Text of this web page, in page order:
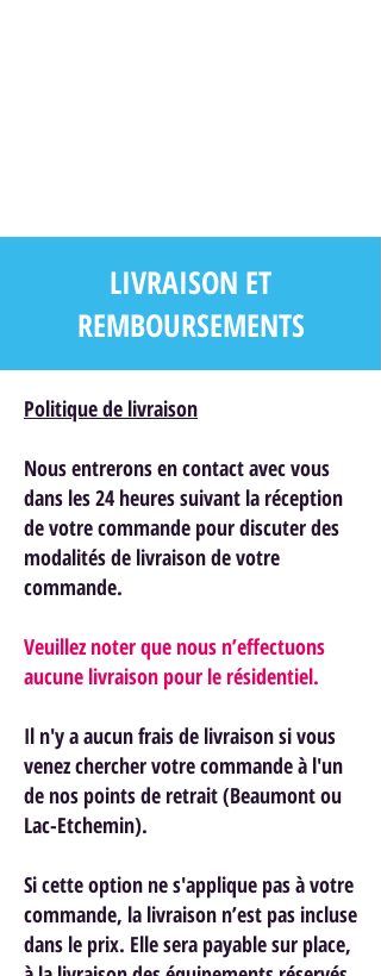
LIVRAISON ET
REMBOURSEMENTS
Politique de livraison
Nous entrerons en contact avec vous
dans les 24 heures suivant la réception
de votre commande pour discuter des
modalités de livraison de votre
commande.
Veuillez noter que nous n’effectuons
aucune livraison pour le résidentiel.
Il n'y a aucun frais de livraison si vous
venez chercher votre commande à l'un
de nos points de retrait (Beaumont ou
Lac-Etchemin).
Si cette option ne s'applique pas à votre
commande, la livraison n’est pas incluse
dans le prix. Elle sera payable sur place,